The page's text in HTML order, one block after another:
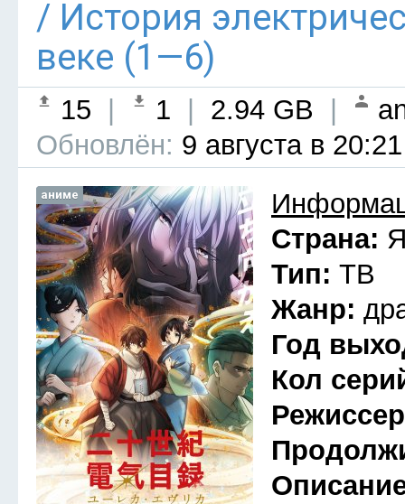
/ История
веке (1—6)
15 1 2.94 GB
Обновлён: 9 августа в 20:21
аниме
Страна:
Тип: ТВ
Жанр:
Год
Кол